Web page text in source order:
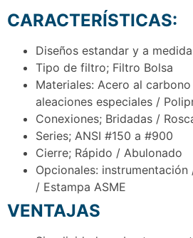
CARACTERÍSTICAS:
Diseños estandar y a
Tipo de filtro; Filtro Bolsa
Materiales: Acero al
aleaciones especiales /
Conexiones; Bridadas /
Series; ANSI #150 a #900
Cierre; Rápido / Abulonado
Opcionales:
/ Estampa ASME
VENTAJAS